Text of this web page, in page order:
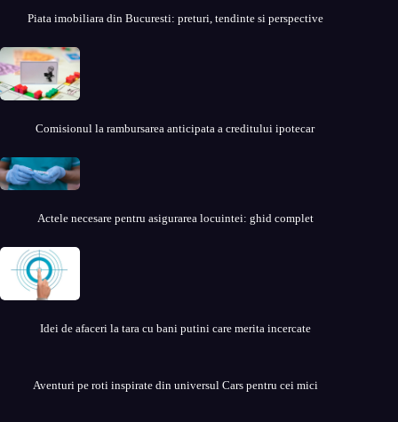
Piata imobiliara din Bucuresti: preturi, tendinte si perspective
Comisionul la rambursarea anticipata a creditului ipotecar
Actele necesare pentru asigurarea locuintei: ghid complet
Idei de afaceri la tara cu bani putini care merita incercate
Aventuri pe roti inspirate din universul Cars pentru cei mici